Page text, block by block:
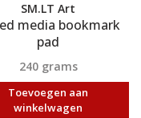
SM.LT Art
media bookmark
pad
240 grams
Toevoegen aan
winkelwagen